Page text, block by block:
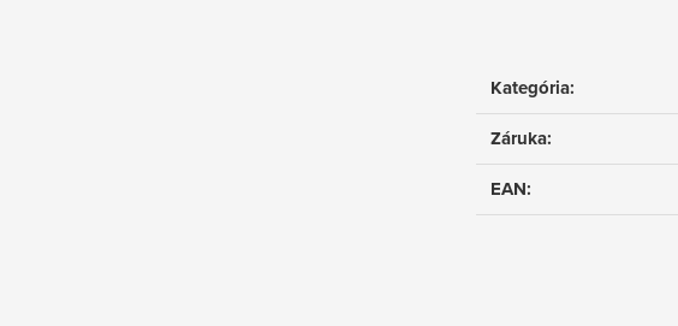
Kategória:
Záruka:
EAN: